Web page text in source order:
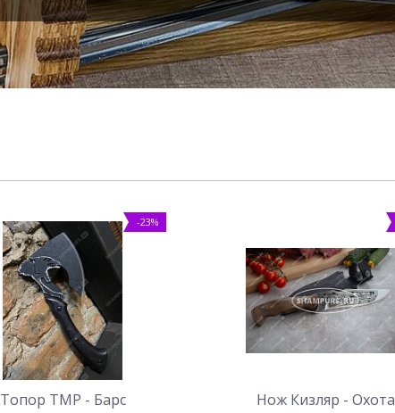
-23%
Топор ТМР - Барс Нож Кизляр - Охота